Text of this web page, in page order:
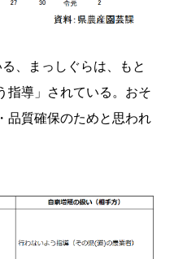
、まっしぐらは、もと
指導」されている。おそ
品質確保のためと思われ